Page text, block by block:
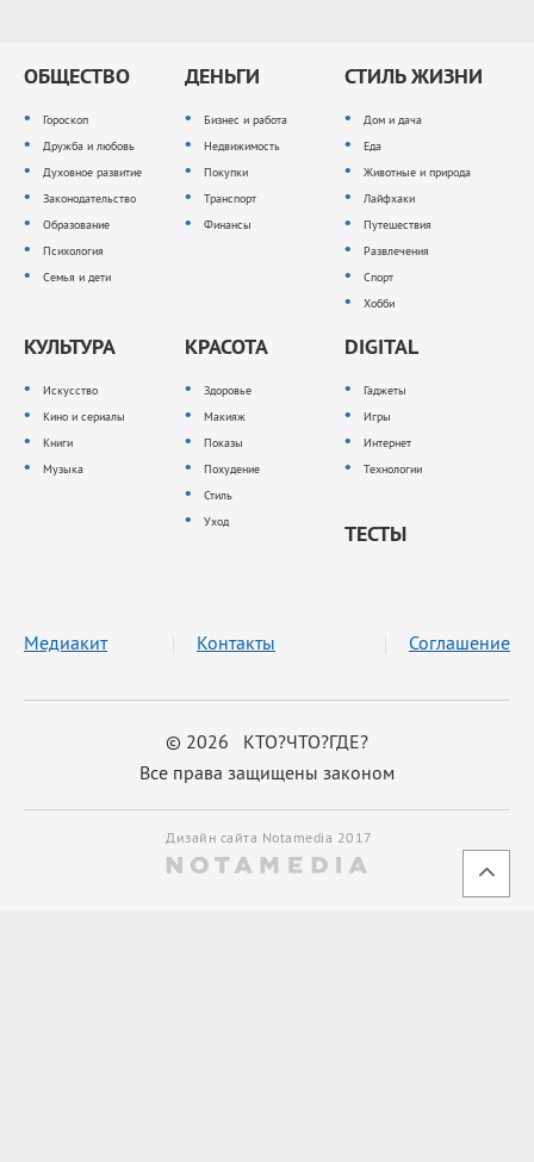
ОБЩЕСТВО
Гороскоп
Дружба и любовь
Духовное развитие
Законодательство
Образование
Психология
Семья и дети
ДЕНЬГИ
Бизнес и работа
Недвижимость
Покупки
Транспорт
Финансы
СТИЛЬ ЖИЗНИ
Дом и дача
Еда
Животные и природа
Лайфхаки
Путешествия
Развлечения
Спорт
Хобби
КУЛЬТУРА
Искусство
Кино и сериалы
Книги
Музыка
КРАСОТА
Здоровье
Макияж
Показы
Похудение
Стиль
Уход
DIGITAL
Гаджеты
Игры
Интернет
Технологии
ТЕСТЫ
© 2026 КТО?ЧТО?ГДЕ?
Все права защищены законом
Медиакит Контакты Соглашение
Дизайн сайта Notamedia 2017